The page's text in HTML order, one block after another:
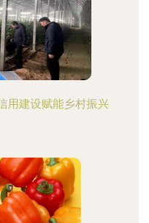
用建设赋能乡村振兴